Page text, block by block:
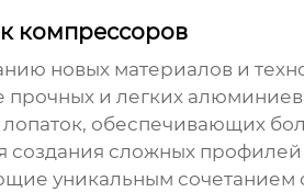
компрессоров
новых материалов и
прочных и легких
обеспечивающих
сложных профилей
уникальным сочетанием